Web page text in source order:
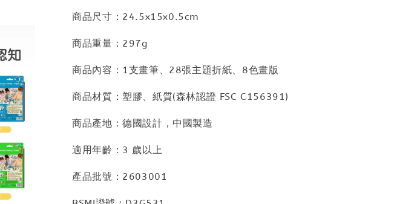
商品尺寸：24.5x15x0.5cm
商品重量：297g
商品內容：1支畫筆、28張主題折紙、8色畫版
商品材質：塑膠、紙質(森林認證 FSC C156391)
商品產地：德國設計，中國製造
適用年齡：3 歲以上
產品批號：2603001